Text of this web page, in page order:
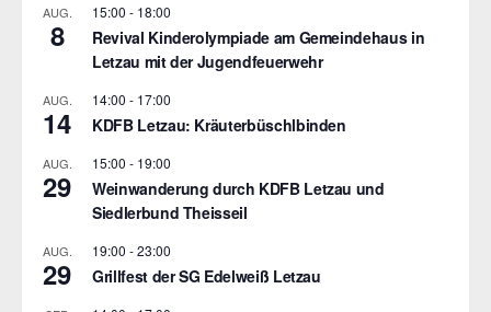
AUG.
8
15:00 - 18:00
Revival Kinderolympiade am Gemeindehaus in
Letzau mit der Jugendfeuerwehr
AUG.
14
14:00 - 17:00
KDFB Letzau: Kräuterbüschlbinden
AUG.
29
15:00 - 19:00
Weinwanderung durch KDFB Letzau und
Siedlerbund Theisseil
AUG.
29
19:00 -23:00
Grillfest der SG Edelweiß Letzau